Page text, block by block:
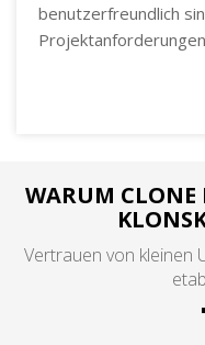
benutzerfreundlich
WARUM CLONE
Vertrauen von kleinen